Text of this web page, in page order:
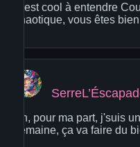
C'est cool à entendre
chaotique, vous êtes
Ah, pour ma part, j'suis
semaine, ça va faire du